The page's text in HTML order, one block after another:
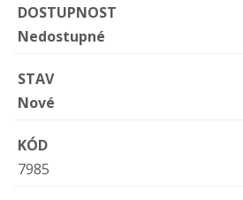
DOSTUPNOST
Nedostupné
STAV
Nové
KÓD
7985